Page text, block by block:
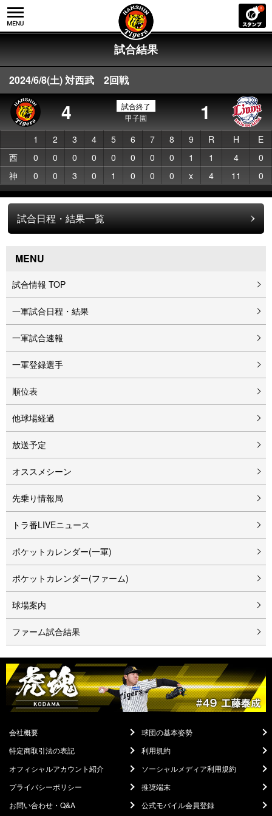
試合結果
2024/6/8(土) 対西武 2回戦
4
試合終了
甲子園
1
1 2 3 4 5 6 7 8 9 R H
E
西
0 0 0 0 0 0 0 0 1 1 4
0
神
0 0 3 0 1 0 0 0 x 4 11 0
試合日程・結果一覧
MENU
試合情報 TOP
一軍試合日程・結果
一軍試合速報
一軍登録選手
順位表
他球場経過
放送予定
オススメシーン
先乗り情報局
トラ番LIVEニュース
ポケットカレンダー(一軍)
ポケットカレンダー(ファーム)
球場案内
ファーム試合結果
会社概要
球団の基本姿勢
特定商取引法の表記
利用規約
オフィシャルアカウント紹介
ソーシャルメディア利用規約
プライバシーポリシー
推奨端末
お問い合わせ・Q&A
公式モバイル会員登録